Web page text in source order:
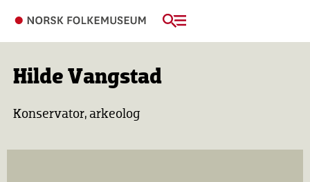
Hilde Vangstad
Konservator, arkeolog